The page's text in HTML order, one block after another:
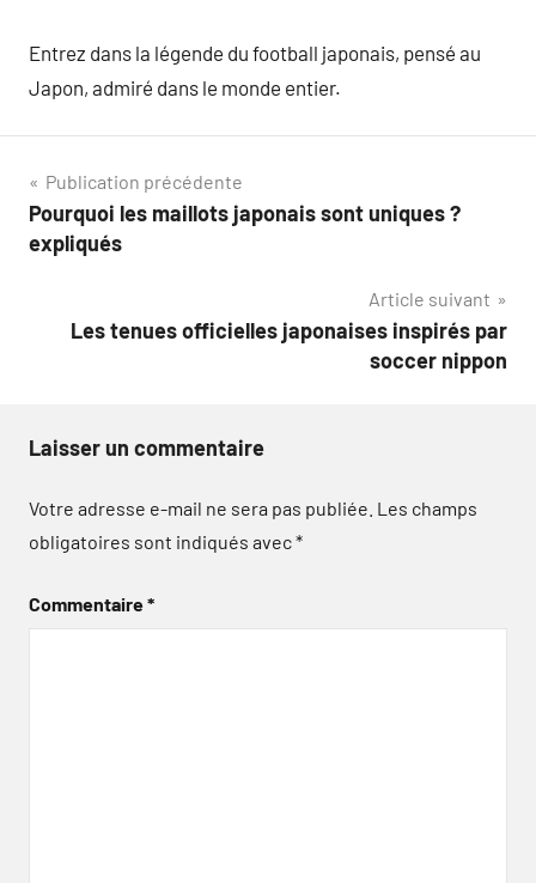
Entrez dans la légende du football japonais, pensé au
Japon, admiré dans le monde entier.
Navigation
de
Publication précédente
Pourquoi les maillots japonais sont uniques ?
expliqués
Article suivant
Les tenues officielles japonaises inspirés par
soccer nippon
Laisser un commentaire
Votre adresse e-mail ne sera pas publiée. Les champs
obligatoires sont indiqués avec*
Commentaire*